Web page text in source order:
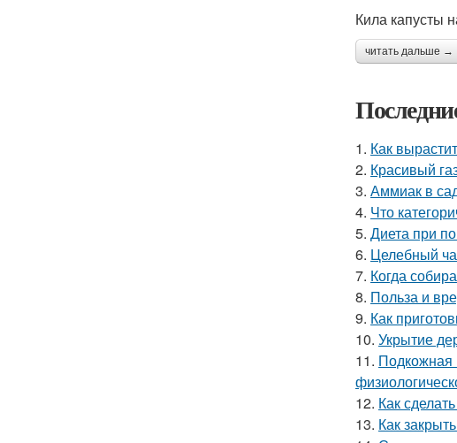
Кила капусты
читать дальше →
1. Как
2. Красивый
3. Аммиак в
4. Что
5. Диета при
6. Целебный
7. Когда
8. Польза и
9. Как
10. Укрытие
11. Подкожная
12. Как
13. Как